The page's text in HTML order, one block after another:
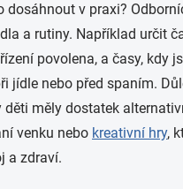
dosáhnout v praxi?
a rutiny. Například určit
povolena, a časy, kdy
jídle nebo před spaním.
děti měly dostatek
venku nebo kreativní hry,
a zdraví.